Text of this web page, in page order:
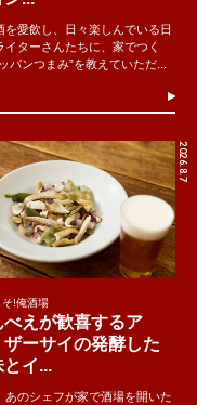
を愛飲し、日々楽しんでいる日
イターさんたちに、家でつく
パンつまみ”を教えていただ...
2026.8.7
そ!俺酒場
べえが歓喜するア
ザーサイの発酵した
とイ...
あのシェフが家で酒場を開いた